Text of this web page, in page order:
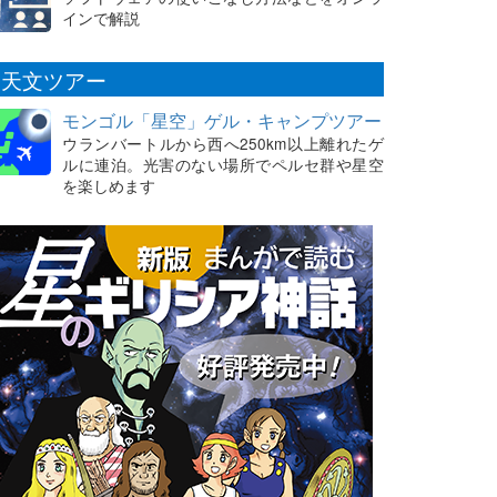
インで解説
天文ツアー
モンゴル「星空」ゲル・キャンプツアー
ウランバートルから西へ250km以上離れたゲ
ルに連泊。光害のない場所でペルセ群や星空
を楽しめます